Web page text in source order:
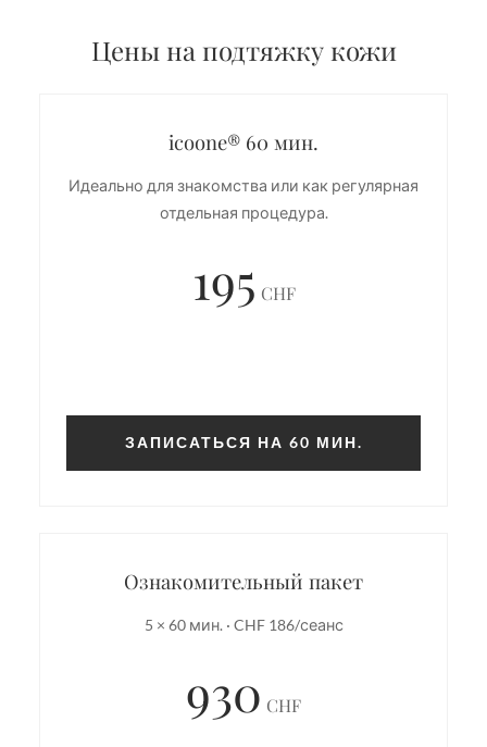
Цены на подтяжку кожи
icoone® 60 мин.
Идеально для знакомства или как регулярная
отдельная процедура.
195 CHF
ЗАПИСАТЬСЯ НА 60 МИН.
Ознакомительный пакет
5 × 60 мин. · CHF 186/сеанс
930 CHF